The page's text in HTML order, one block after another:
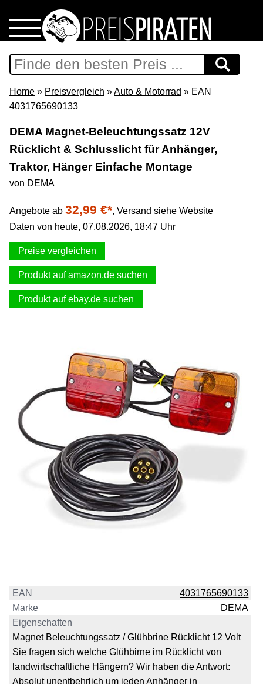
Home
Download
Support & Newsletter
Presse
Datenschutz
Impressum
Home » Preisvergleich »Auto & Motorrad » EAN
4031765690133
DEMA Magnet-Beleuchtungssatz 12V
Rücklicht & Schlusslicht für Anhänger,
Traktor, Hänger Einfache Montage
von DEMA
Angebote ab 32,99 €*, Versand siehe Website
Daten von heute, 07.08.2026, 18:47 Uhr
Preise vergleichen
Produkt auf amazon.de suchen
Produkt auf ebay.de suchen
EAN
4031765690133
Marke
DEMA
Eigenschaften
Magnet Beleuchtungssatz / Glühbrine Rücklicht 12 Volt
Sie fragen sich welche Glühbirne im Rücklicht von
landwirtschaftliche Hängern? Wir haben die Antwort:
Absolut unentbehrlich um jeden Anhänger in